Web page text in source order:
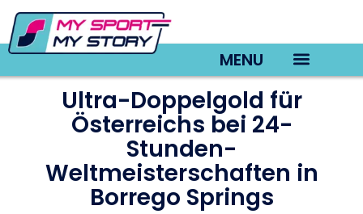
MENU
Ultra-Doppelgold für
Österreichs bei 24-
Stunden-
Weltmeisterschaften in
Borrego Springs